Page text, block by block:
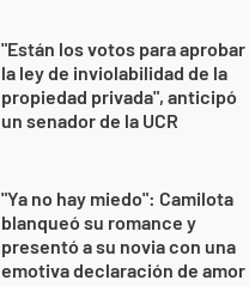
"Están los votos para aprobar
la ley de inviolabilidad de la
propiedad privada", anticipó
un senador de la UCR
"Ya no hay miedo": Camilota
blanqueó su romance y
presentó a su novia con una
emotiva declaración de amor